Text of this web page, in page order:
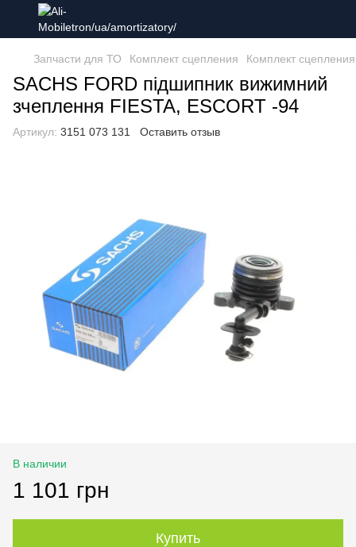
Запчасти для ТО Комплект сцепления Комплект
SACHS FORD підшипник вижимний
зчеплення FIESTA, ESCORT -94
Артикул: 3151 073 131 Оставить отзыв
В наличии
1 101 грн
Купить